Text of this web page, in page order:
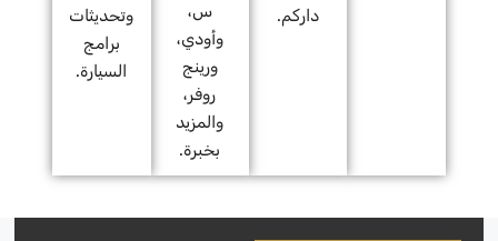
داركم.
س،
وأودي،
ورينج
روفر،
والمزيد
بخبرة.
وتحديثات
برامج
السيارة.